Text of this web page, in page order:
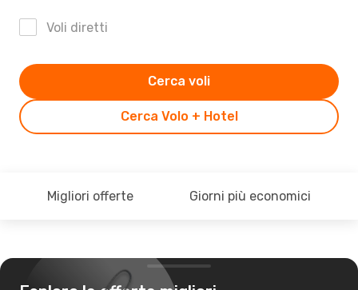
Voli diretti
Cerca Volo + Hotel
Cerca voli
Migliori offerte Giorni più economici